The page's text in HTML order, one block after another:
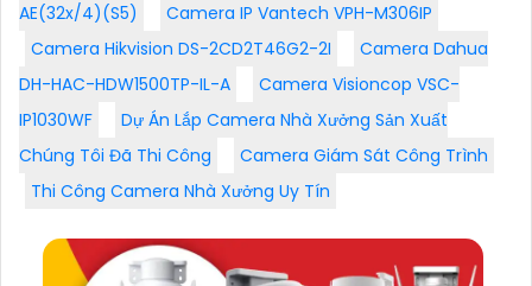
AE(32x/4)(S5)
Camera IP Vantech VPH-M306IP
Camera Hikvision DS-2CD2T46G2-2I
Camera Dahua
DH-HAC-HDW1500TP-IL-A
Camera Visioncop VSC-
IP1030WF
Dự Án Lắp Camera Nhà Xưởng Sản Xuất
Chúng Tôi Đã Thi Công
Camera Giám Sát Công Trình
Thi Công Camera Nhà Xưởng Uy Tín